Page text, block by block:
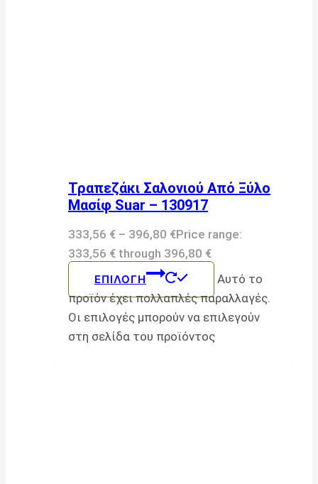
Τραπεζάκι Σαλονιού Από Ξύλο
Μασίφ Suar – 130917
333,56 € – 396,80 €Price range:
333,56 € through 396,80 €
ΕΠΙΛΟΓΉ
Αυτό το
προϊόν έχει πολλαπλές παραλλαγές.
Οι επιλογές μπορούν να επιλεγούν
στη σελίδα του προϊόντος